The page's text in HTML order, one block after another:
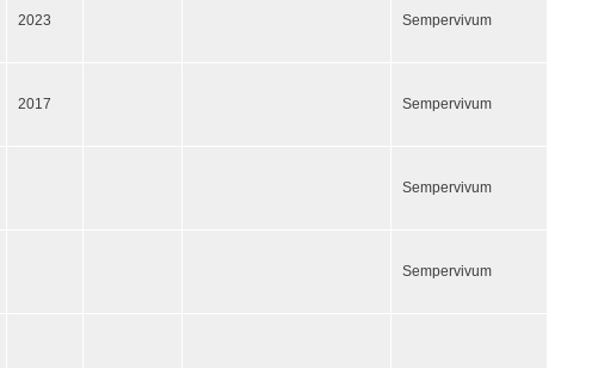
2023 Sempervivum
2017 Sempervivum
Sempervivum
Sempervivum